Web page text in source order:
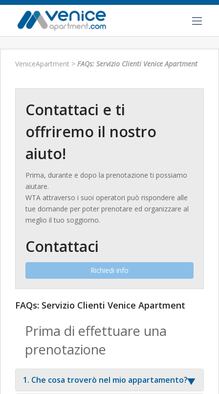
VeniceApartment > FAQs: Servizio Clienti Venice Apartment
Contattaci e ti
offriremo il nostro
aiuto!
Prima, durante e dopo la prenotazione ti possiamo
aiutare.
WTA attraverso i suoi operatori può rispondere alle
tue domande per poter prenotare ed organizzare al
meglio il tuo soggiorno.
Contattaci
Richiedi info
FAQs: Servizio Clienti Venice Apartment
Prima di effettuare una
prenotazione
1. Che cosa troverò nel mio appartamento?